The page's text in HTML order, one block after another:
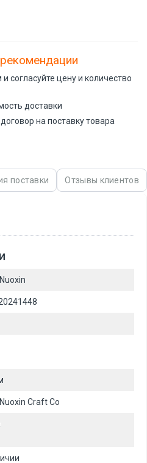
рекомендации
согласуйте цену и количество
доставки
на поставку товара
поставки Отзывы клиентов
Craft Co